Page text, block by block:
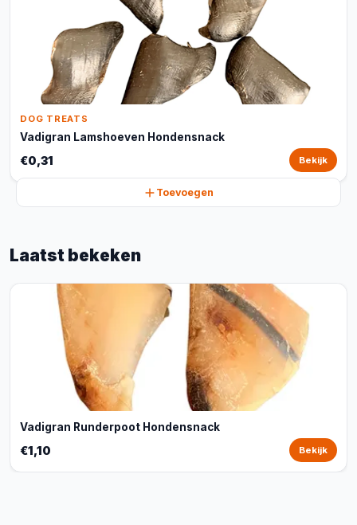
DOG TREATS
Vadigran Lamshoeven Hondensnack
€0,31 Bekijk
Toevoegen
Laatst bekeken
Vadigran Runderpoot Hondensnack
€1,10 Bekijk